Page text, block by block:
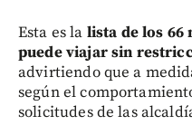
Esta es la lista de los 66
puede viajar sin
advirtiendo que a
según el
solicitudes de las